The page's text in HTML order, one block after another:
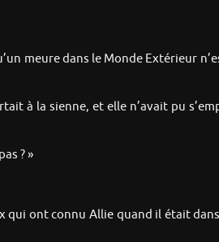
meure dans le Monde Extérieur
à la sienne, et elle n’avait pu
? »
qui ont connu Allie quand il était